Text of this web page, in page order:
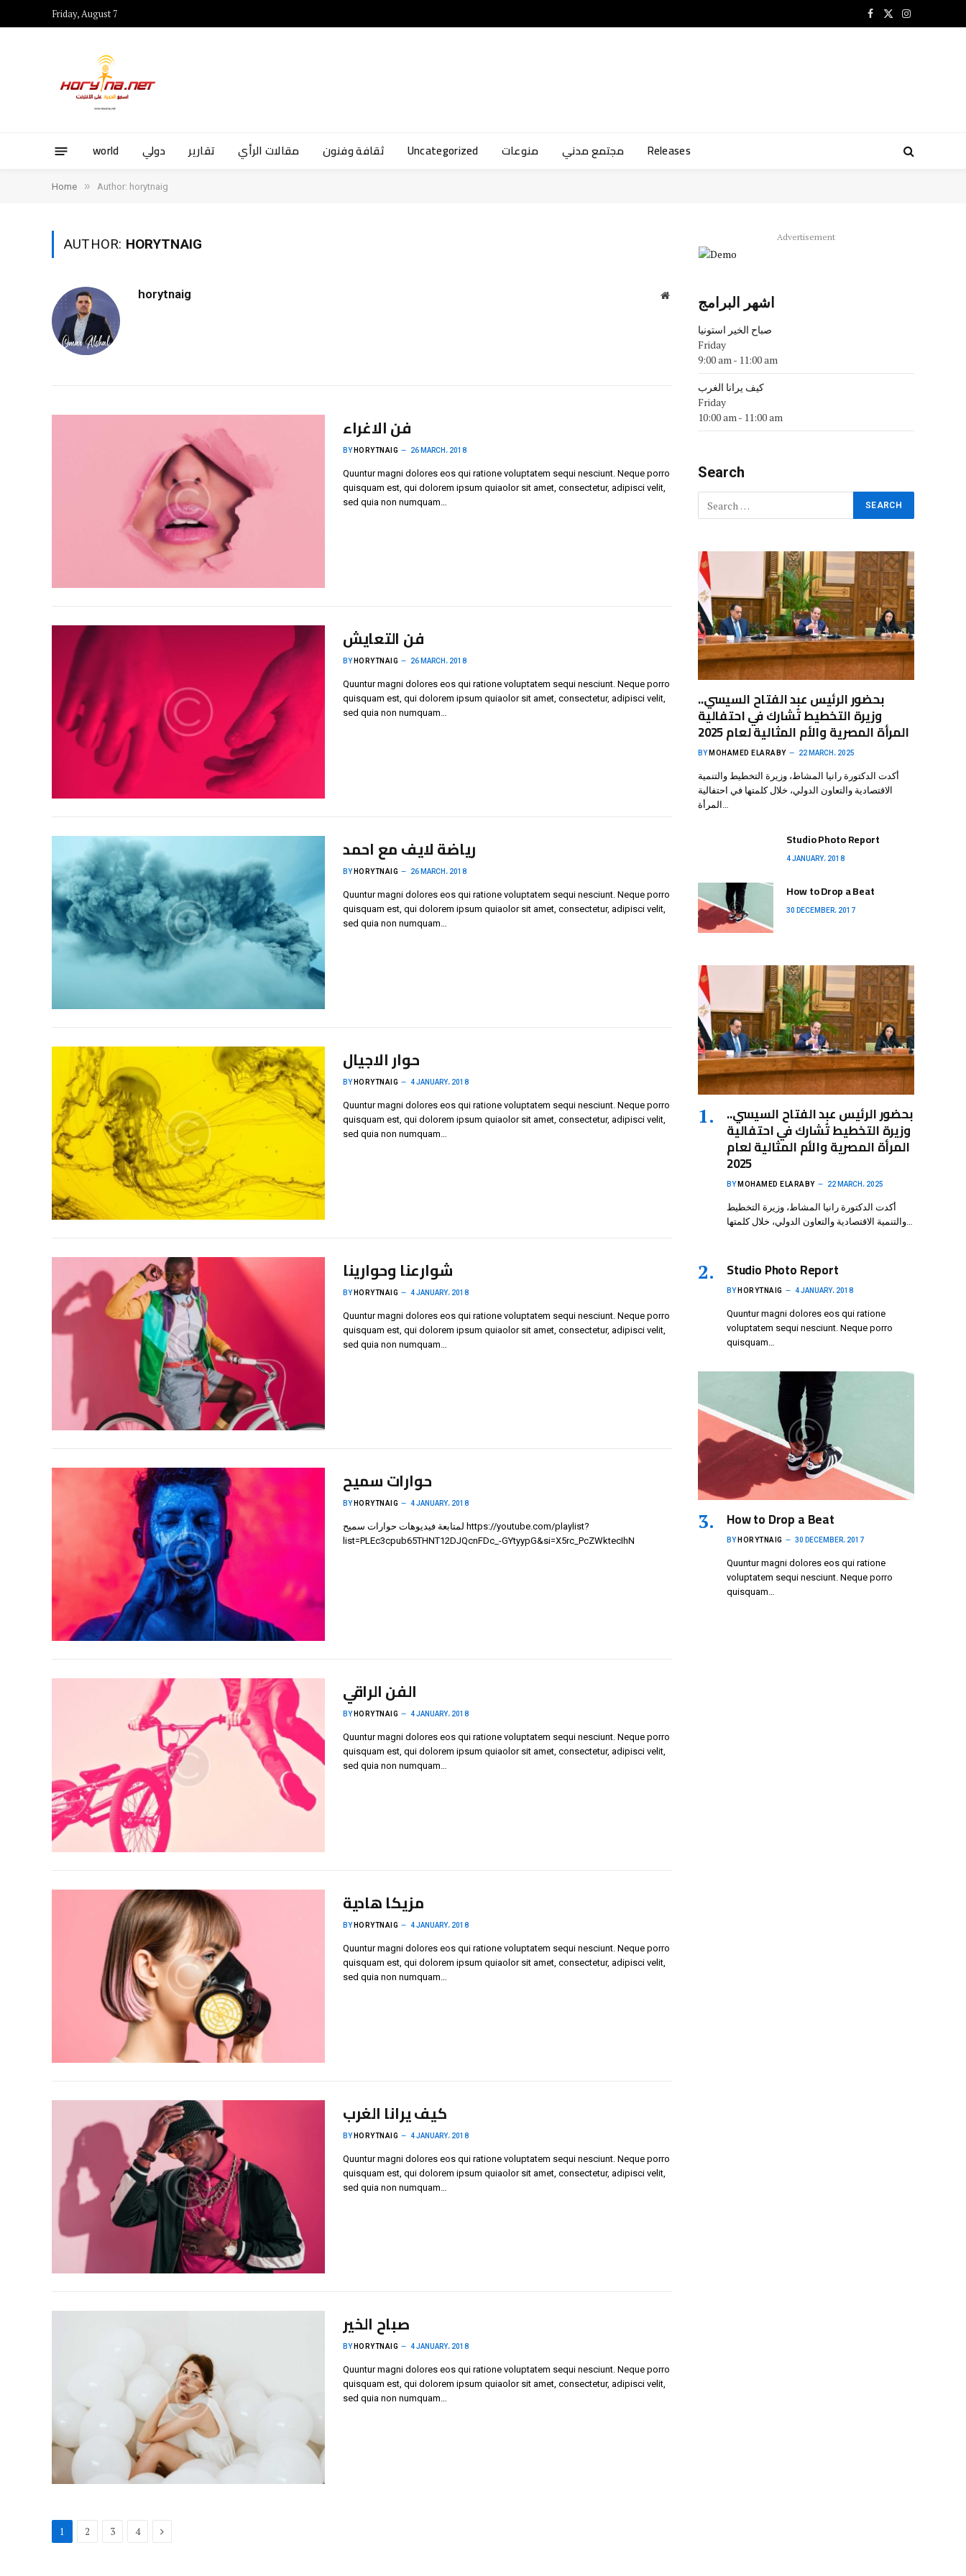
Friday, August 7 Facebook
X
Instagram
world دولي تقارير مقالات الرأي ثقافة وفنون Uncategorized منوعات مجتمع مدني Releases
Home » Author: horytnaig
AUTHOR: HORYTNAIG
horytnaig Website
فن الاغراء
BY HORYTNAIG 26 MARCH، 2018
Quuntur magni dolores eos qui ratione voluptatem sequi nesciunt. Neque porro
quisquam est, qui dolorem ipsum quiaolor sit amet, consectetur, adipisci velit,
sed quia non numquam…
فن التعايش
BY HORYTNAIG 26 MARCH، 2018
Quuntur magni dolores eos qui ratione voluptatem sequi nesciunt. Neque porro
quisquam est, qui dolorem ipsum quiaolor sit amet, consectetur, adipisci velit,
sed quia non numquam…
رياضة لايف مع احمد
BY HORYTNAIG 26 MARCH، 2018
Quuntur magni dolores eos qui ratione voluptatem sequi nesciunt. Neque porro
quisquam est, qui dolorem ipsum quiaolor sit amet, consectetur, adipisci velit,
sed quia non numquam…
حوار الاجيال
BY HORYTNAIG 4 JANUARY، 2018
Quuntur magni dolores eos qui ratione voluptatem sequi nesciunt. Neque porro
quisquam est, qui dolorem ipsum quiaolor sit amet, consectetur, adipisci velit,
sed quia non numquam…
شوارعنا وحوارينا
BY HORYTNAIG 4 JANUARY، 2018
Quuntur magni dolores eos qui ratione voluptatem sequi nesciunt. Neque porro
quisquam est, qui dolorem ipsum quiaolor sit amet, consectetur, adipisci velit,
sed quia non numquam…
حوارات سميح
BY HORYTNAIG 4 JANUARY، 2018
لمتابعة فيديوهات حوارات سميح https://youtube.com/playlist?
list=PLEc3cpub65THNT12DJQcnFDc_-GYtyypG&si=X5rc_PcZWktecIhN
الفن الراقي
BY HORYTNAIG 4 JANUARY، 2018
Quuntur magni dolores eos qui ratione voluptatem sequi nesciunt. Neque porro
quisquam est, qui dolorem ipsum quiaolor sit amet, consectetur, adipisci velit,
sed quia non numquam…
مزيكا هادية
BY HORYTNAIG 4 JANUARY، 2018
Quuntur magni dolores eos qui ratione voluptatem sequi nesciunt. Neque porro
quisquam est, qui dolorem ipsum quiaolor sit amet, consectetur, adipisci velit,
sed quia non numquam…
كيف يرانا الغرب
BY HORYTNAIG 4 JANUARY، 2018
Quuntur magni dolores eos qui ratione voluptatem sequi nesciunt. Neque porro
quisquam est, qui dolorem ipsum quiaolor sit amet, consectetur, adipisci velit,
sed quia non numquam…
صباح الخير
BY HORYTNAIG 4 JANUARY، 2018
Quuntur magni dolores eos qui ratione voluptatem sequi nesciunt. Neque porro
quisquam est, qui dolorem ipsum quiaolor sit amet, consectetur, adipisci velit,
sed quia non numquam…
1 2 3 4 Next
Advertisement
اشهر البرامج
صباح الخير استونيا
Friday
9:00 am- 11:00 am
كيف يرانا الغرب
Friday
10:00 am- 11:00 am
Search
بحضور الرئيس عبد الفتاح السيسي..
وزيرة التخطيط تُشارك في احتفالية
المرأة المصرية والأم المثالية لعام 2025
BY MOHAMED ELARABY 22 MARCH، 2025
أكدت الدكتورة رانيا المشاط، وزيرة التخطيط والتنمية
الاقتصادية والتعاون الدولي، خلال كلمتها في احتفالية
المرأة…
Studio Photo Report
4 JANUARY، 2018
How to Drop a Beat
30 DECEMBER، 2017
بحضور الرئيس عبد الفتاح السيسي..
وزيرة التخطيط تُشارك في احتفالية
المرأة المصرية والأم المثالية لعام
2025
BY MOHAMED ELARABY 22 MARCH، 2025
أكدت الدكتورة رانيا المشاط، وزيرة التخطيط
Studio Photo Report
BY HORYTNAIG 4 JANUARY، 2018
Quuntur magni dolores eos qui ratione
voluptatem sequi nesciunt. Neque porro
quisquam…
How to Drop a Beat
BY HORYTNAIG 30 DECEMBER، 2017
Quuntur magni dolores eos qui ratione
voluptatem sequi nesciunt. Neque porro
quisquam…